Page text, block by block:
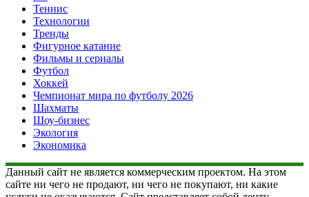
Теннис
Технологии
Тренды
Фигурное катание
Фильмы и сериалы
Футбол
Хоккей
Чемпионат мира по футболу 2026
Шахматы
Шоу-бизнес
Экология
Экономика
Данный сайт не является коммерческим проектом. На этом
сайте ни чего не продают, ни чего не покупают, ни какие